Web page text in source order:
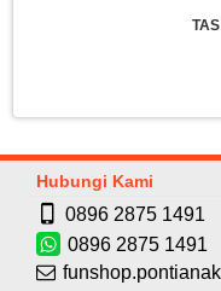
Hubungi Kami
0896 2875 1491
0896 2875 1491